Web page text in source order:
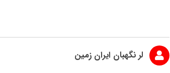
لر نگهبان ایران زمین